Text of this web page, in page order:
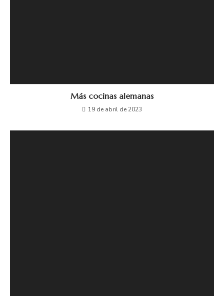
Más cocinas alemanas
19 de abril de 2023